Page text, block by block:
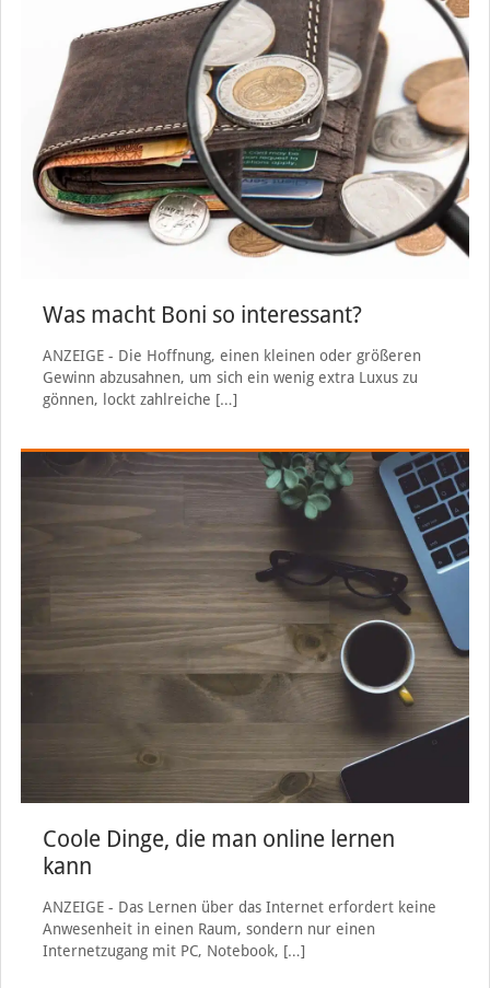
Was macht Boni so interessant?
ANZEIGE - Die Hoffnung, einen kleinen oder größeren
Gewinn abzusahnen, um sich ein wenig extra Luxus zu
gönnen, lockt zahlreiche […]
Coole Dinge, die man online lernen
kann
ANZEIGE - Das Lernen über das Internet erfordert keine
Anwesenheit in einen Raum, sondern nur einen
Internetzugang mit PC, Notebook, […]